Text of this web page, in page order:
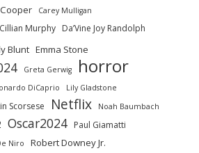
Carey Mulligan
Cillian Murphy Da’Vine Joy Randolph
Blunt Emma Stone
Greta Gerwig horror
DiCaprio Lily Gladstone
Scorsese Netflix Noah Baumbach
Oscar2024 Paul Giamatti
Niro Robert Downey Jr.